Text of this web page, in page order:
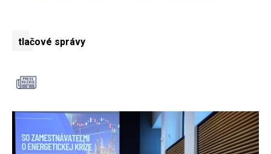
tlačové správy